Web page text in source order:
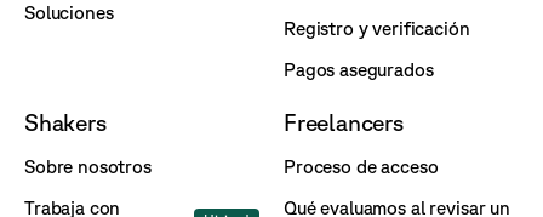
Soluciones
Registro y verificación
Pagos asegurados
Shakers
Sobre nosotros
Trabaja con
Freelancers
Proceso de acceso
Qué evaluamos al revisar un